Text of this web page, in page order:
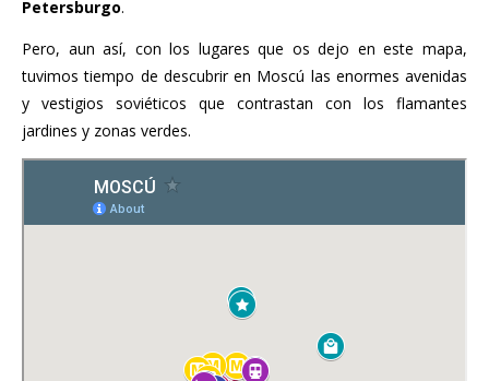
Petersburgo.
Pero, aun así, con los lugares que os dejo en este mapa,
tuvimos tiempo de descubrir en Moscú las enormes avenidas
y vestigios soviéticos que contrastan con los flamantes
jardines y zonas verdes.